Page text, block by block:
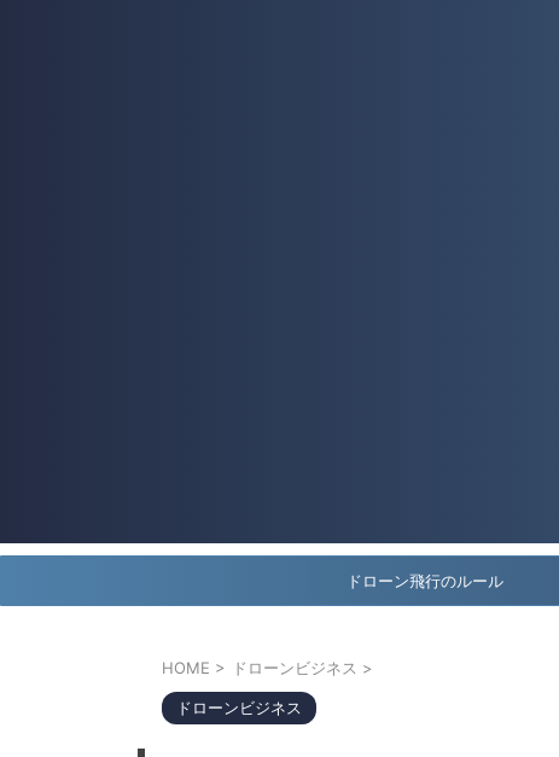
ドローン飛行のルール
HOME > ドローンビジネス >
ドローンビジネス